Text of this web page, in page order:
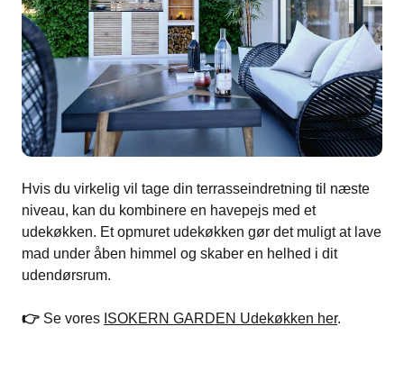
Hvis du virkelig vil tage din terrasseindretning til næste
niveau, kan du kombinere en havepejs med et
udekøkken. Et opmuret udekøkken gør det muligt at lave
mad under åben himmel og skaber en helhed i dit
udendørsrum.
👉 Se vores ISOKERN GARDEN Udekøkken her.